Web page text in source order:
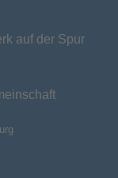
auf der Spur